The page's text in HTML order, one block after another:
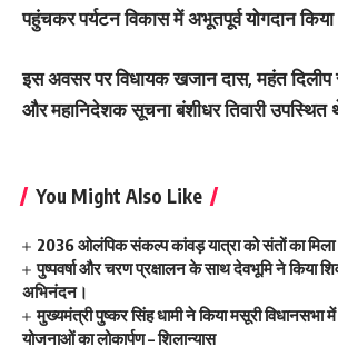
पहुंचकर पर्यटन विकास में अभूतपूर्व योगदान
इस अवसर पर विधायक खजान दास, महंत दिलीप
और महानिदेशक सूचना बंशीधर तिवारी उपस्थित
You Might Also Like
2036 ओलंपिक संकल्प कांवड़ यात्रा को संतों का मिला
पुष्पवर्षा और चरण प्रक्षालन के साथ देवभूमि ने किया
अभिनंदन।
मुख्यमंत्री पुष्कर सिंह धामी ने किया मसूरी विधानसभा में
योजनाओं का लोकार्पण – शिलान्यास